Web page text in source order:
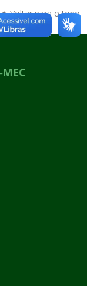
Voltar para o topo